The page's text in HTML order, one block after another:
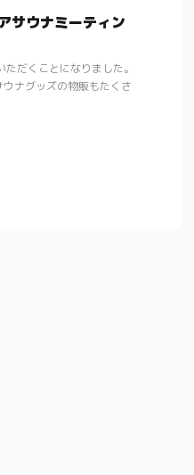
サウナミーティン
だくことになりました。
ナグッズの物販もたくさ